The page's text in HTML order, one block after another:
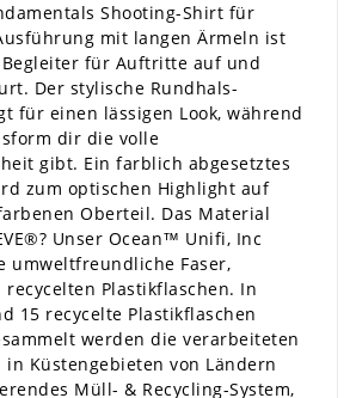
Shooting-Shirt für
mit langen Ärmeln ist
für Auftritte auf und
Der stylische Rundhals-
für einen lässigen Look, während
dir die volle
gibt. Ein farblich abgesetztes
zum optischen Highlight auf
Oberteil. Das Material
Unser Ocean™ Unifi, Inc
umweltfreundliche Faser,
Plastikflaschen. In
15 recycelte Plastikflaschen
werden die verarbeiteten
in Küstengebieten von Ländern
Müll- & Recycling-System,